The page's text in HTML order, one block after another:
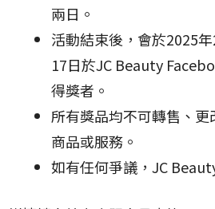
兩日。
活動結束後，會於2025
17日於JC Beauty
得獎者。
所有獎品均不可轉售、
商品或服務。
如有任何爭議，JC